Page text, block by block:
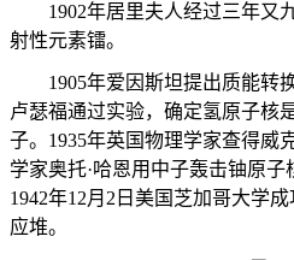
1902年居里夫人经过三年又
射性元素镭。
1905年爱因斯坦提出质能转
卢瑟福通过实验，确定氢原子核
子。 1935年英国物理学家查得威
学家奥托·哈恩用中子轰击铀原子
1942年12月 2 日美国芝加哥大学
应堆。